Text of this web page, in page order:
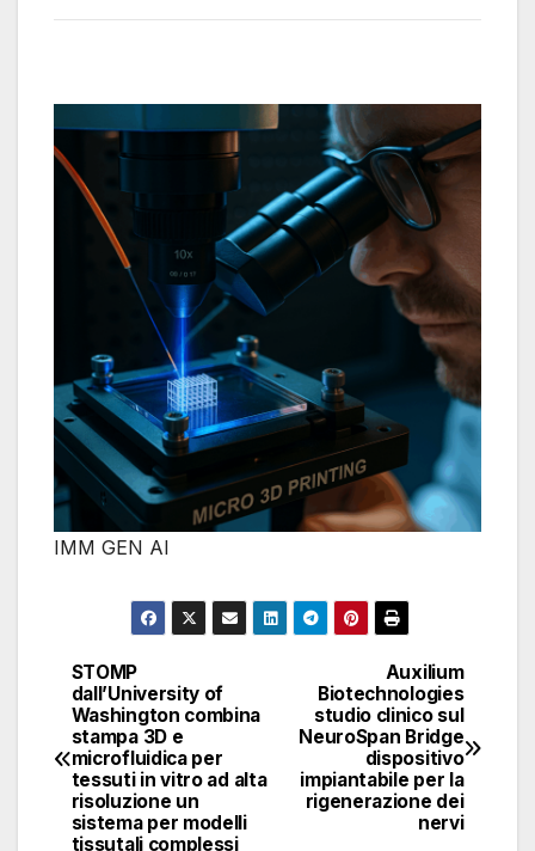
IMM GEN AI
Navigazione
articoli
Auxilium
Biotechnologies
studio clinico sul
NeuroSpan Bridge
dispositivo
impiantabile per la
rigenerazione dei
nervi
STOMP
dall’University of
Washington combina
stampa 3D e
microfluidica per
tessuti in vitro ad alta
risoluzione un
sistema per modelli
tissutali complessi